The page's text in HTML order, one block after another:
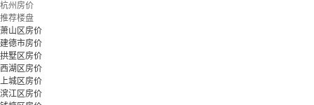
杭州房价
推荐楼盘
萧山区房价
建德市房价
拱墅区房价
西湖区房价
上城区房价
滨江区房价